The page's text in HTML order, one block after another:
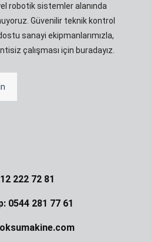
robotik sistemler alanında
Güvenilir teknik kontrol
sanayi ekipmanlarımızla,
çalışması için buradayız.
222 72 81
0544 281 77 61